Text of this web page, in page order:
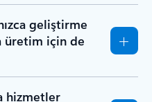
geliştirme
üretim için de
hizmetler